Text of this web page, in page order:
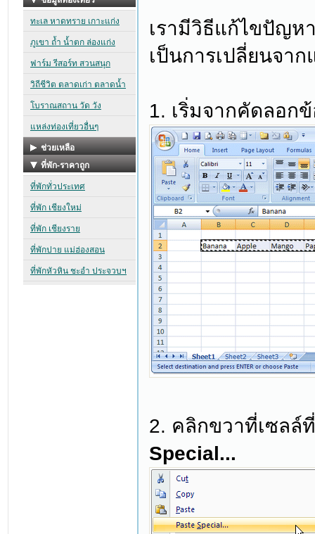
เรามีวิธีแก้ไขปัญห
เป็นการเปลี่ยนจา
1. เริ่มจากคัดลอก
2. คลิกขวาที่เซลล์
Special...